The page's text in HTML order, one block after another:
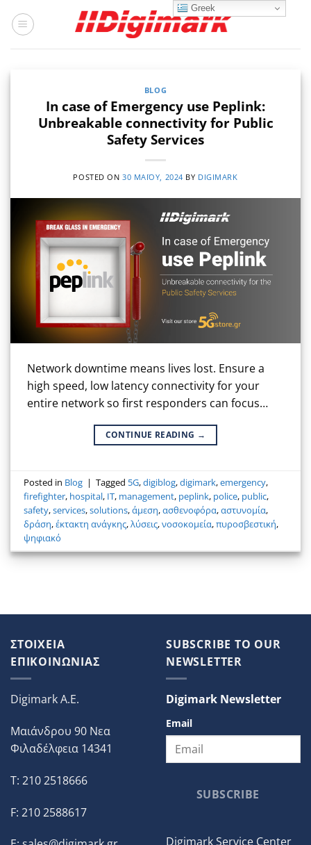
στο
BLOG
In case of Emergency use Peplink:
Unbreakable connectivity for Public
Safety Services
POSTED ON30 ΜΑΪ́ΟΥ, 2024 BY DIGIMARK
Network downtime means lives lost. Ensure a
high speed, low latency connectivity for your
entire network so first responders can focus…
CONTINUE READING →
Posted in Blog | Tagged 5G,digiblog,digimark,emergency,
firefighter, hospital, IT, management, peplink, police, public,
safety,services,solutions,άμεση,ασθενοφόρα,αστυνομία,
δράση,έκτακτη ανάγκης,λύσεις,νοσοκομεία,πυροσβεστική,
ψηφιακό
ΣΤΟΙΧΕΙΑ
ΕΠΙΚΟΙΝΩΝΙΑΣ
Digimark A.E.
Μαιάνδρου 90 Νεα
Φιλαδέλφεια 14341
T: 210 2518666
F: 210 2588617
SUBSCRIBE TO OUR
NEWSLETTER
Digimark Newsletter
Email
SUBSCRIBE
Digimark Service Center
Greek